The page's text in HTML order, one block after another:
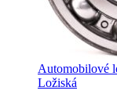
Automobilové
Ložiská